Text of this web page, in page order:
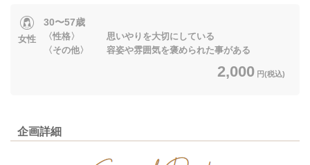
女性
30〜57歳
〈性格〉 思いやりを大切にしている
〈その他〉 容姿や雰囲気を褒められた事がある
2,000 円(税込)
企画詳細